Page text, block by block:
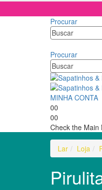
Procurar
Procurar
MINHA CONTA
00
00
Check the Main
Lar Loja